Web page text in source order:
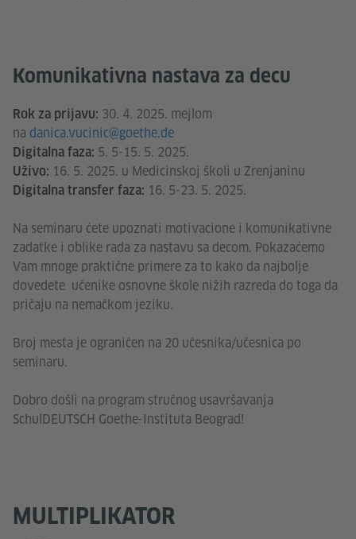
Komunikativna nastava za decu
Rok za prijavu: 30. 4. 2025. mejlom
na danica.vucinic@goethe.de
Digitalna faza: 5. 5-15. 5. 2025.
Uživo: 16. 5. 2025. u Medicinskoj školi u Zrenjaninu
Digitalna transfer faza: 16. 5-23. 5. 2025.
Na seminaru ćete upoznati motivacione i komunikativne
zadatke i oblike rada za nastavu sa decom. Pokazaćemo
Vam mnoge praktične primere za to kako da najbolje
dovedete učenike osnovne škole nižih razreda do toga da
pričaju na nemačkom jeziku.
Broj mesta je ograničen na 20 učesnika/učesnica po
seminaru.
Dobro došli na program stručnog usavršavanja
SchulDEUTSCH Goethe-Instituta Beograd!
MULTIPLIKATOR